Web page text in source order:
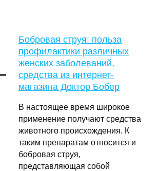
Бобровая струя: польза
профилактики различных
женских заболеваний,
средства из интернет-
магазина Доктор Бобер
В настоящее время широкое
применение получают средства
животного происхождения. К
таким препаратам относится и
бобровая струя,
представляющая собой